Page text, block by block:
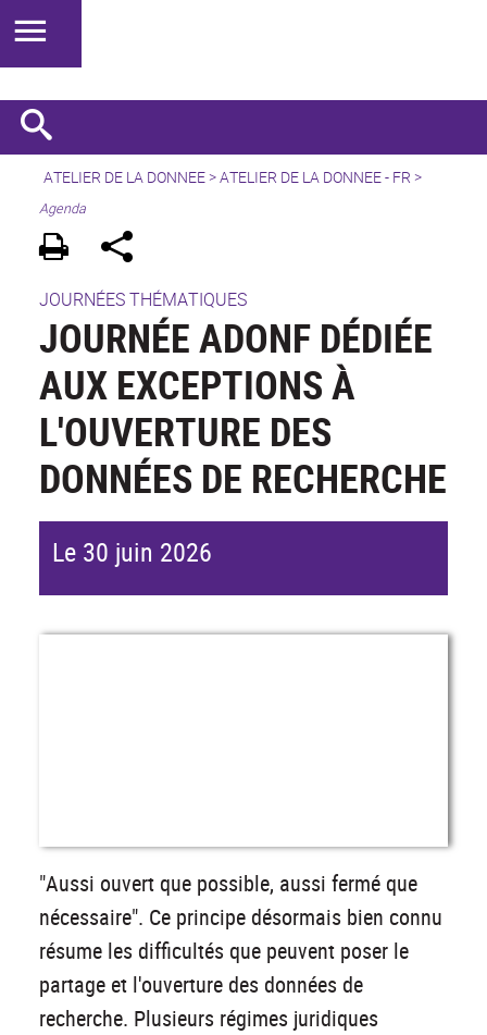
ATELIER DE LA DONNEE>ATELIER DE LA DONNEE - FR >
Agenda
JOURNÉES THÉMATIQUES
JOURNÉE ADONF DÉDIÉE
AUX EXCEPTIONS À
L'OUVERTURE DES
DONNÉES DE RECHERCHE
Le 30 juin 2026
"Aussi ouvert que possible, aussi fermé que
nécessaire". Ce principe désormais bien connu
résume les difficultés que peuvent poser le
partage et l'ouverture des données de
recherche. Plusieurs régimes juridiques